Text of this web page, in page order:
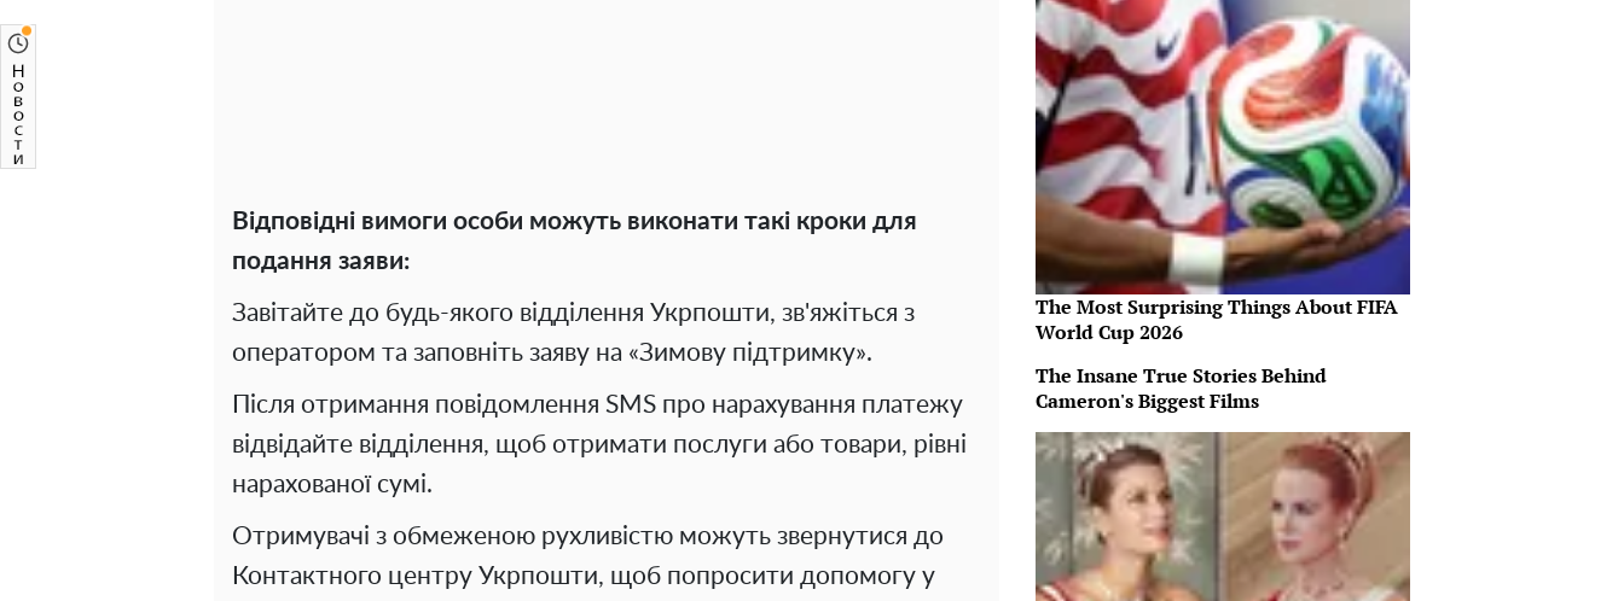
Відповідні вимоги особи можуть виконати такі кроки для
подання заяви:
Завітайте до будь-якого відділення Укрпошти, зв'яжіться з
оператором та заповніть заяву на «Зимову підтримку».
Після отримання повідомлення SMS про нарахування платежу
відвідайте відділення, щоб отримати послуги або товари, рівні
нарахованої сумі.
Отримувачі з обмеженою рухливістю можуть звернутися до
Контактного центру Укрпошти, щоб попросити допомогу у
The Most Surprising Things About FIFA
World Cup 2026
The Insane True Stories Behind
Cameron's Biggest Films